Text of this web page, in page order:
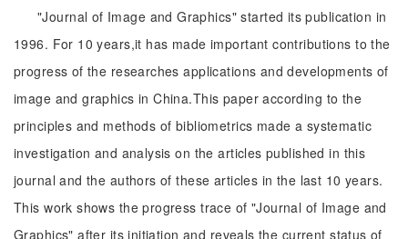
"Journal of Image and Graphics" started its publication in
1996. For 10 years,it has made important contributions to the
progress of the researches applications and developments of
image and graphics in China.This paper according to the
principles and methods of bibliometrics made a systematic
investigation and analysis on the articles published in this
journal and the authors of these articles in the last 10 years.
This work shows the progress trace of "Journal of Image and
Graphics" after its initiation and reveals the current status of